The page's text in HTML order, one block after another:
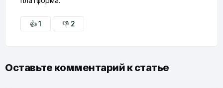
👍 1 👎 2
Оставьте комментарий к статье